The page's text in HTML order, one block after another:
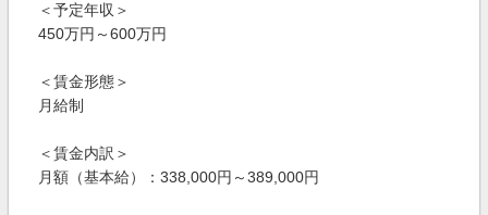
＜予定年収＞
450万円～600万円
＜賃金形態＞
月給制
＜賃金内訳＞
月額（基本給）：338,000円～389,000円